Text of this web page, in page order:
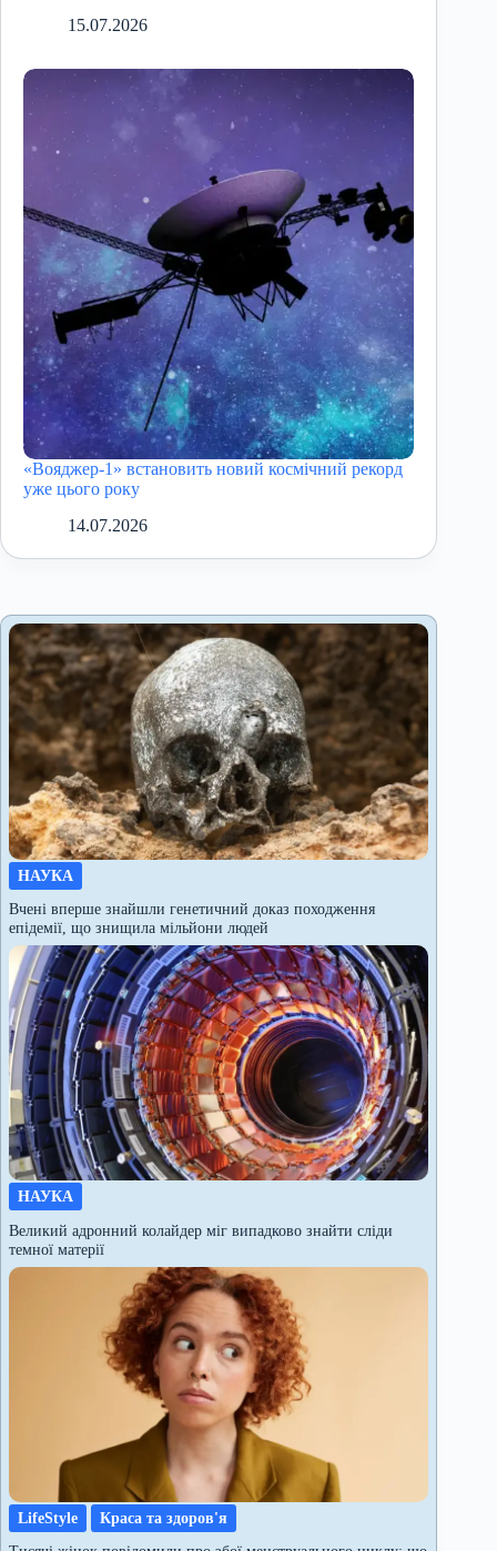
15.07.2026
«Вояджер-1» встановить новий космічний рекорд
уже цього року
14.07.2026
НАУКА
Вчені вперше знайшли генетичний доказ походження
епідемії, що знищила мільйони людей
НАУКА
Великий адронний колайдер міг випадково знайти сліди
темної матерії
LifeStyle
Краса та здоров'я